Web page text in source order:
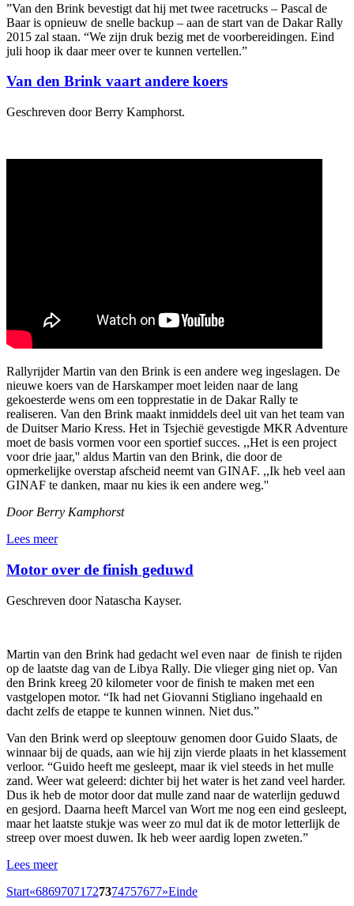
”Van den Brink bevestigt dat hij met twee racetrucks – Pascal de
Baar is opnieuw de snelle backup – aan de start van de Dakar Rally
2015 zal staan. “We zijn druk bezig met de voorbereidingen. Eind
juli hoop ik daar meer over te kunnen vertellen.”
Van den Brink vaart andere koers
Geschreven door Berry Kamphorst.
Rallyrijder Martin van den Brink is een andere weg ingeslagen. De
nieuwe koers van de Harskamper moet leiden naar de lang
gekoesterde wens om een topprestatie in de Dakar Rally te
realiseren. Van den Brink maakt inmiddels deel uit van het team van
de Duitser Mario Kress. Het in Tsjechië gevestigde MKR Adventure
moet de basis vormen voor een sportief succes. ,,Het is een project
voor drie jaar,'' aldus Martin van den Brink, die door de
opmerkelijke overstap afscheid neemt van GINAF. ,,Ik heb veel aan
GINAF te danken, maar nu kies ik een andere weg.''
Door Berry Kamphorst
Lees meer
Motor over de finish geduwd
Geschreven door Natascha Kayser.
Martin van den Brink had gedacht wel even naar de finish te rijden
op de laatste dag van de Libya Rally. Die vlieger ging niet op. Van
den Brink kreeg 20 kilometer voor de finish te maken met een
vastgelopen motor. “Ik had net Giovanni Stigliano ingehaald en
dacht zelfs de etappe te kunnen winnen. Niet dus.”
Van den Brink werd op sleeptouw genomen door Guido Slaats, de
winnaar bij de quads, aan wie hij zijn vierde plaats in het klassement
verloor. “Guido heeft me gesleept, maar ik viel steeds in het mulle
zand. Weer wat geleerd: dichter bij het water is het zand veel harder.
Dus ik heb de motor door dat mulle zand naar de waterlijn geduwd
en gesjord. Daarna heeft Marcel van Wort me nog een eind gesleept,
maar het laatste stukje was weer zo mul dat ik de motor letterlijk de
streep over moest duwen. Ik heb weer aardig lopen zweten.”
Lees meer
Start«68697071 727374757677»Einde